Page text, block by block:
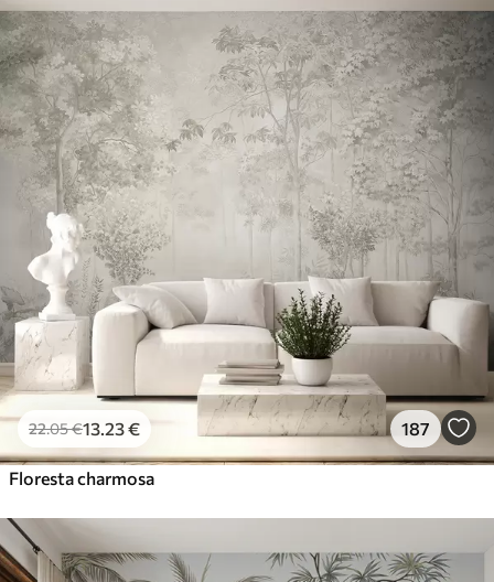
Materiais disponíveis
Standard
45.0027.00€/m²
Premium
56.67 34.00€ /m²
Vinil Premium
65.0039.00€/m²
Peel and Stick
.00€/m²
22.05€13 .23€ 187
Floresta charmosa